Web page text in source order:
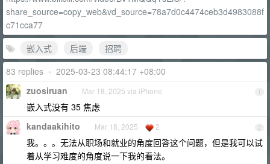
share_source=copy_web&vd_source=78a7d0c4474ceb3d4983088f
c71cca77
嵌入式
后端
招聘
83 replies • 2025-03-23 08:44:17 +08:00
1
zuosiruan Mar 18, 2025 via iPhone
嵌入式没有 35 焦虑
2
kandaakihito Mar 18, 2025 2
我。。。无法从职场和就业的角度回答这个问题，但是我可以试
着从学习难度的角度说一下我的看法。